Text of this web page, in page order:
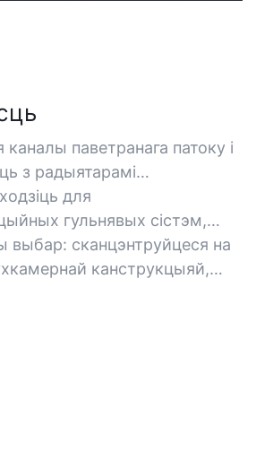
паветранага патоку і
з радыятарамі
кіраванне
падаўжаючы тэрмін службы
пашырэння без
хутказдымныя панэлі
для
гульнявых сістэм,
і кампактных
патрабуюць надзейнага
выбар: сканцэнтруйцеся на
канструкцыяй,